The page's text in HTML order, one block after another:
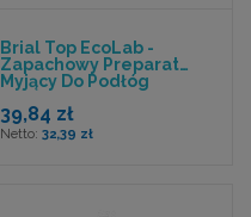
Brial Top EcoLab -
Zapachowy Preparat
Myjący Do Podłóg
39,84 zł
32,39 zł